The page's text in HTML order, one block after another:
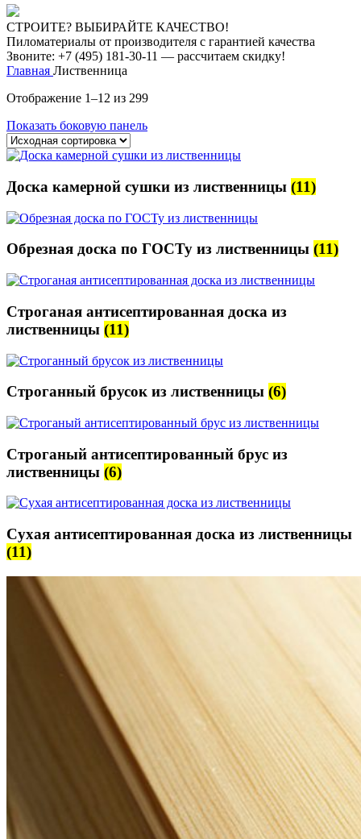
СТРОИТЕ? ВЫБИРАЙТЕ КАЧЕСТВО!
Пиломатериалы от производителя с гарантией качества
Звоните: +7 (495) 181-30-11 — рассчитаем скидку!
Главная Лиственница
Отображение 1–12 из 299
Показать боковую панель
Доска камерной сушки из лиственницы (11)
Обрезная доска по ГОСТу из лиственницы (11)
Строганая антисептированная доска из
лиственницы (11)
Строганный брусок из лиственницы (6)
Строганый антисептированный брус из
лиственницы (6)
Сухая антисептированная доска из лиственницы
(11)